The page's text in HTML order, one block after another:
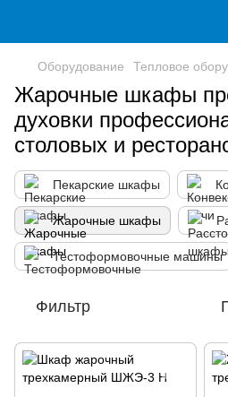
Оборудование Тепловое
Жарочные шкафы
духовки
столовых и
Пекарские шкафы
Жарочные шкафы
Тестоформовочные машины
Фильтр